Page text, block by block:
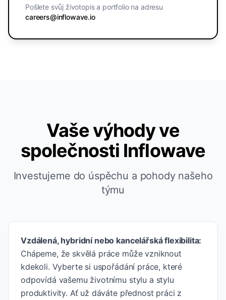
Pošlete svůj životopis a portfolio na adresu
careers@inflowave.io
Vaše výhody ve
společnosti Inflowave
Investujeme do úspěchu a pohody našeho
týmu
Vzdálená, hybridní nebo kancelářská flexibilita:
Chápeme, že skvělá práce může vzniknout
kdekoli. Vyberte si uspořádání práce, které
odpovídá vašemu životnímu stylu a stylu
produktivity. Ať už dáváte přednost práci z